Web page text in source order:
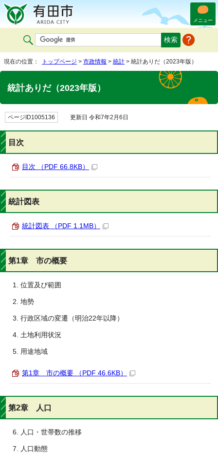
メニュー
現在の位置： トップページ > 市政情報 > 統計 > 統計ありだ（2023年版）
統計ありだ（2023年版）
ページID1005136 更新日 令和7年2月6日
目次
目次 （PDF 66.8KB）
統計図表
統計図表 （PDF 1.1MB）
第1章 市の概要
位置及び範囲
地勢
行政区域の変遷（明治22年以降）
土地利用状況
用途地域
第1章 市の概要 （PDF 46.6KB）
第2章 人口
人口・世帯数の推移
人口動態